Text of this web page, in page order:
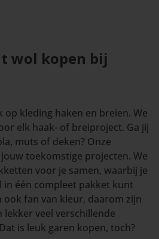
wol kopen bij
op kleding haken en breien. We
elk haak- of breiproject. Ga jij
muts of deken? Onze
toekomstige projecten. We
voor je samen, waarbij je
één compleet pakket kunt
ook fan van kleur, daarom zijn
veel verschillende
is leuk garen kopen, toch?